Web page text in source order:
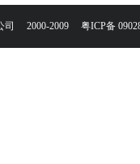
公司 2000-2009 粤ICP备